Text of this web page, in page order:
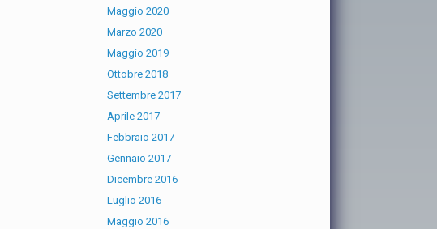
Maggio 2020
Marzo 2020
Maggio 2019
Ottobre 2018
Settembre 2017
Aprile 2017
Febbraio 2017
Gennaio 2017
Dicembre 2016
Luglio 2016
Maggio 2016